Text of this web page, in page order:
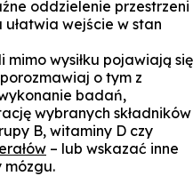
oddzielenie przestrzeni
wejście w stan
mimo wysiłku pojawiają się
o tym z
badań,
wybranych składników
B, witaminy D czy
– lub wskazać inne
mózgu.